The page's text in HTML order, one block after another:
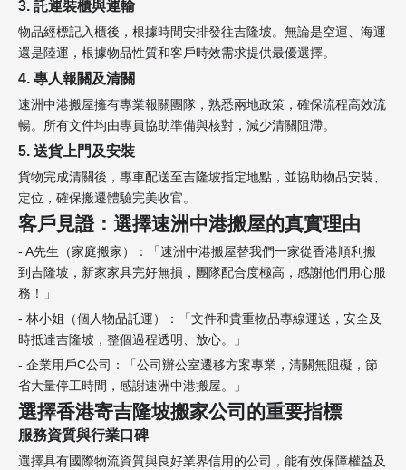
3. 託運裝櫃與運輸
物品經標記入櫃後，根據時間安排發往吉隆坡。無論是空運、海運
還是陸運，根據物品性質和客戶時效需求提供最優選擇。
4. 專人報關及清關
速洲中港搬屋擁有專業報關團隊，熟悉兩地政策，確保流程高效流
暢。所有文件均由專員協助準備與核對，減少清關阻滯。
5. 送貨上門及安裝
貨物完成清關後，專車配送至吉隆坡指定地點，並協助物品安裝、
定位，確保搬遷體驗完美收官。
客戶見證：選擇速洲中港搬屋的真實理由
- A先生（家庭搬家）：「速洲中港搬屋替我們一家從香港順利搬
到吉隆坡，新家家具完好無損，團隊配合度極高，感謝他們用心服
務！」
- 林小姐（個人物品託運）：「文件和貴重物品專線運送，安全及
時抵達吉隆坡，整個過程透明、放心。」
- 企業用戶C公司：「公司辦公室遷移方案專業，清關無阻礙，節
省大量停工時間，感謝速洲中港搬屋。」
選擇香港寄吉隆坡搬家公司的重要指標
服務資質與行業口碑
選擇具有國際物流資質與良好業界信用的公司，能有效保障權益及